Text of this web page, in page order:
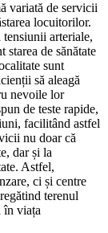
variată de servicii
locuitorilor.
arteriale,
de sănătate
sunt
să aleagă
nevoile lor
de teste rapide,
facilitând astfel
nu doar că
dar și la
Astfel,
ci și centre
terenul
în viața